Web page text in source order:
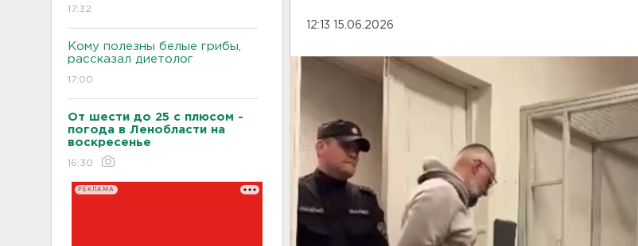
17:32
Кому полезны белые грибы,
рассказал диетолог
17:00
От шести до 25 с плюсом -
погода в Ленобласти на
воскресенье
16:30
РЕКЛАМА
12:13 15.06.2026